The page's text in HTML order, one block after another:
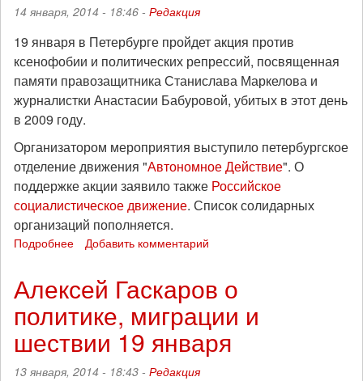
19
января
14 января, 2014 - 18:46 - Редакция
19 января в Петербурге пройдет акция против
ксенофобии и политических репрессий, посвященная
памяти правозащитника Станислава Маркелова и
журналистки Анастасии Бабуровой, убитых в этот день
в 2009 году.
Организатором мероприятия выступило петербургское
отделение движения "Автономное Действие". О
поддержке акции заявило также Российское
социалистическое движение. Список солидарных
организаций пополняется.
Подробнее
получено
антифашистской
акции
19
января
Добавить комментарий
Алексей Гаскаров о
политике, миграции и
шествии 19 января
13 января, 2014 - 18:43 - Редакция